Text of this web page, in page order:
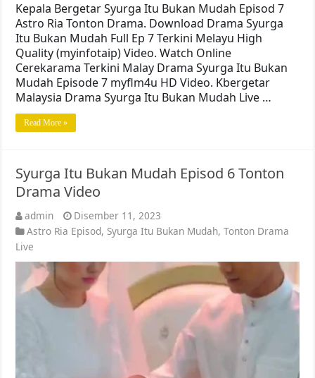
Kepala Bergetar Syurga Itu Bukan Mudah Episod 7
Astro Ria Tonton Drama. Download Drama Syurga
Itu Bukan Mudah Full Ep 7 Terkini Melayu High
Quality (myinfotaip) Video. Watch Online
Cerekarama Terkini Malay Drama Syurga Itu Bukan
Mudah Episode 7 myflm4u HD Video. Kbergetar
Malaysia Drama Syurga Itu Bukan Mudah Live …
Read More »
Syurga Itu Bukan Mudah Episod 6 Tonton
Drama Video
admin
Disember 11, 2023
Astro Ria Episod, Syurga Itu Bukan Mudah,Tonton Drama
Live